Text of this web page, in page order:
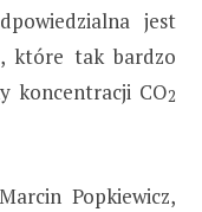
jest
które tak bardzo
koncentracji CO2
Popkiewicz,